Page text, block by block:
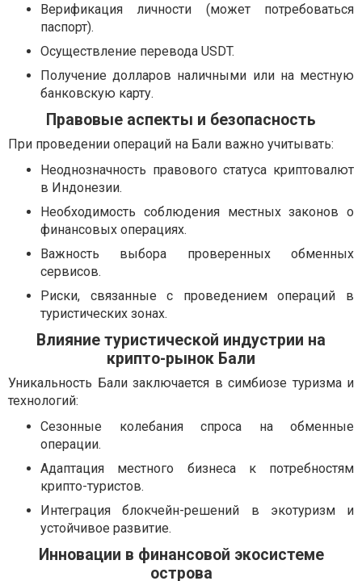
Верификация личности (может потребоваться
паспорт).
Осуществление перевода USDT.
Получение долларов наличными или на местную
банковскую карту.
Правовые аспекты и безопасность
При проведении операций на Бали важно учитывать:
Неоднозначность правового статуса криптовалют
в Индонезии.
Необходимость соблюдения местных законов о
финансовых операциях.
Важность выбора проверенных обменных
сервисов.
Риски, связанные с проведением операций в
туристических зонах.
Влияние туристической индустрии на
крипто-рынок Бали
Уникальность Бали заключается в симбиозе туризма и
технологий:
Сезонные колебания спроса на обменные
операции.
Адаптация местного бизнеса к потребностям
крипто-туристов.
Интеграция блокчейн-решений в экотуризм и
устойчивое развитие.
Инновации в финансовой экосистеме
острова